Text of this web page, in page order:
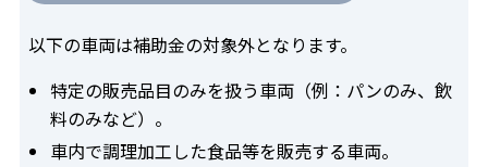
以下の車両は補助金の対象外となります。
特定の販売品目のみを扱う車両（例：パンのみ、飲
料のみなど）。
車内で調理加工した食品等を販売する車両。